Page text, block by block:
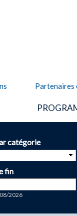
Partenaires
catégorie
fin
2026